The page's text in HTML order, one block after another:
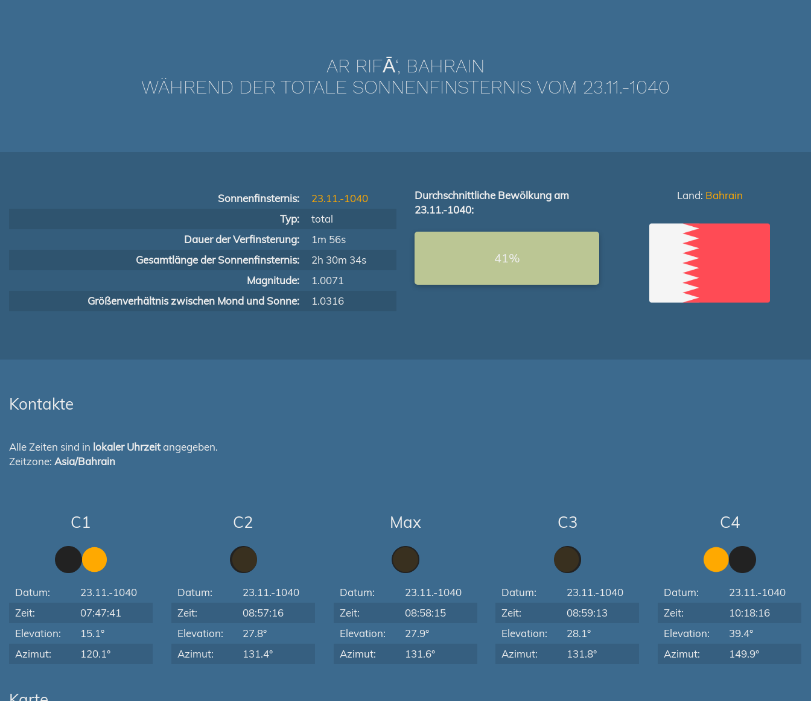
AR RIFĀ‘, BAHRAIN
WÄHREND DER TOTALE SONNENFINSTERNIS VOM 23.11.-1040
Sonnenfinsternis:
23.11.-1040
Typ:
total
Dauer der Verfinsterung:
1m 56s
Gesamtlänge der Sonnenfinsternis:
2h 30m 34s
Magnitude:
1.0071
Größenverhältnis zwischen Mond und Sonne:
1.0316
Durchschnittliche Bewölkung am
23.11.-1040:
41%
Land: Bahrain
Kontakte
Alle Zeiten sind in lokaler Uhrzeitangegeben.
Zeitzone: Asia/Bahrain
C1
Datum:
23.11.-1040
Zeit:
07:47:41
Elevation:
15.1°
Azimut:
120.1°
C2
Datum:
23.11.-1040
Zeit:
08:57:16
Elevation:
27.8°
Azimut:
131.4°
Max
Datum:
23.11.-1040
Zeit:
08:58:15
Elevation:
27.9°
Azimut:
131.6°
C3
Datum:
23.11.-1040
Zeit:
08:59:13
Elevation:
28.1°
Azimut:
131.8°
C4
Datum:
23.11.-1040
Zeit:
10:18:16
Elevation:
39.4°
Azimut:
149.9°